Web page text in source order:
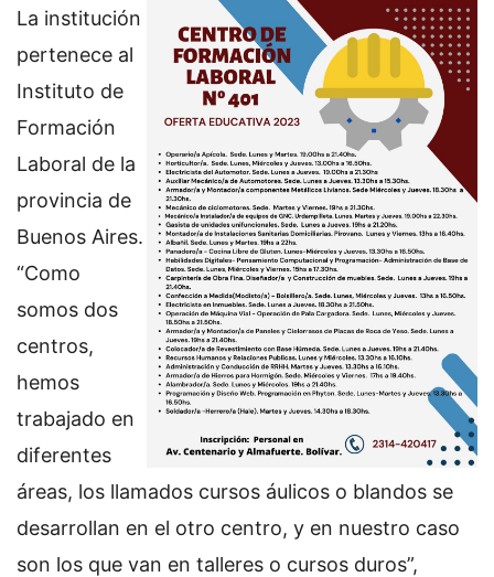
La institución
pertenece al
Instituto de
Formación
Laboral de la
provincia de
Buenos Aires.
“Como
somos dos
centros,
hemos
trabajado en
diferentes
áreas, los llamados cursos áulicos o blandos se
desarrollan en el otro centro, y en nuestro caso
son los que van en talleres o cursos duros”,